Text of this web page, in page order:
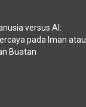
versus AI:
pada Iman atau
Buatan